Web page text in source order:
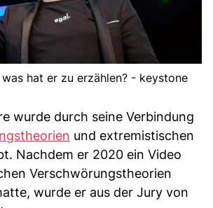
hat er zu erzählen? - keystone
wurde durch seine Verbindung
und extremistischen
Nachdem er 2020 ein Video
Verschwörungstheorien
wurde er aus der Jury von